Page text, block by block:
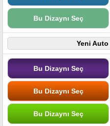
Bu Dizaynı Seç
Yeni
Bu Dizaynı Seç
Bu Dizaynı Seç
Bu Dizaynı Seç